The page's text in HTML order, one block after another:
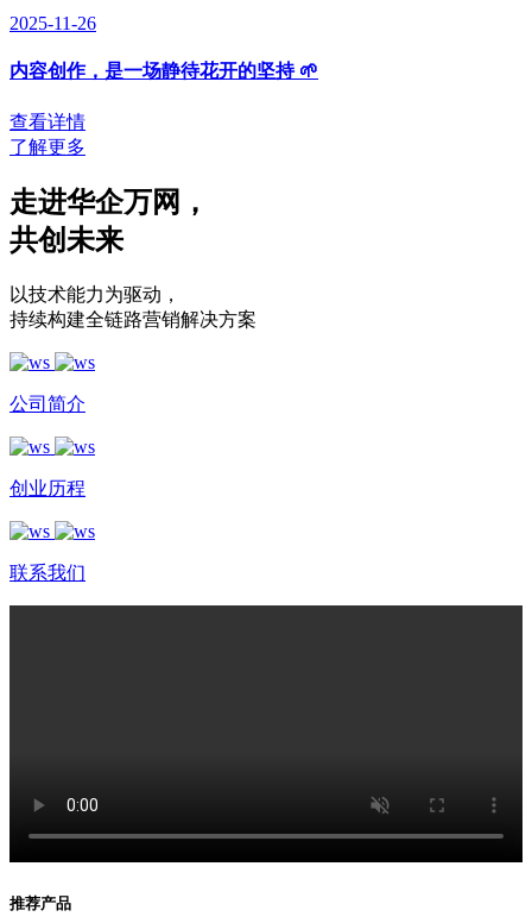
2025-11-26
内容创作，是一场静待花开的坚持 🌱
查看详情
了解更多
走进华企万网 ，
共创未来
以技术能力为驱动 ，
持续构建全链路营销解决方案
公司简介
创业历程
联系我们
推荐产品